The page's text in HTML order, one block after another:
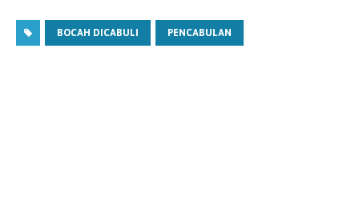
BOCAH DICABULI PENCABULAN